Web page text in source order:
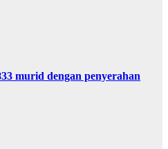
murid dengan penyerahan